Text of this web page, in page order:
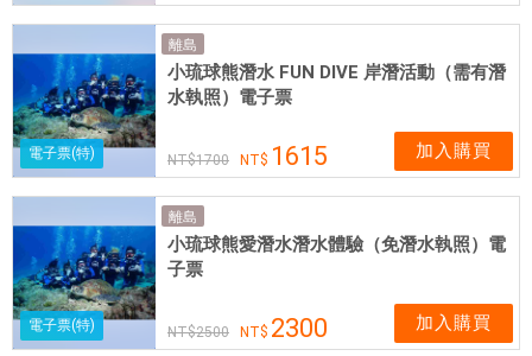
電子票(特)
離島
小琉球熊潛水 FUN DIVE 岸潛活動（需有潛
水執照）電子票
1700 1615 加入購買
電子票(特)
離島
小琉球熊愛潛水潛水體驗（免潛水執照）電
子票
2500 2300 加入購買